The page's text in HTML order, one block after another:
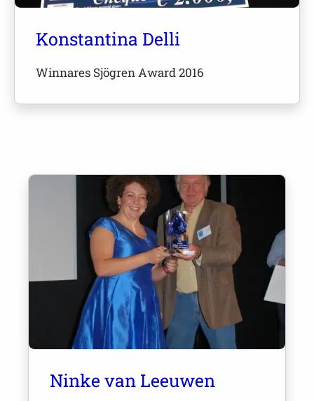
Konstantina Delli
Winnares Sjögren Award 2016
Ninke van Leeuwen